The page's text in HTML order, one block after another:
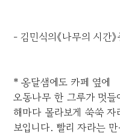
- 김민식의《나무의 시간
* 옹달샘에도 카페 옆에
오동나무 한 그루가 멋들
해마다 몰라보게 쑥쑥
보입니다. 빨리 자라는